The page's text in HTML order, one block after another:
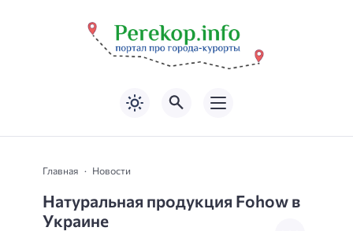
Главная Новости
Натуральная продукция Fohow в
Украине